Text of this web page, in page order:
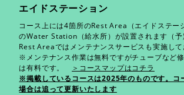
エイドステーション
コース上には4箇所のRest Area（エイドステー
のWater Station（給水所）が設置されます（予
Rest Areaではメンテナンスサービスも実施して
※メンテナンス作業は無料ですがチューブなど
は有料です。
＞コースマップ​はコチラ
※掲載しているコースは2025年のものです。コ
場合は追って更新いたします